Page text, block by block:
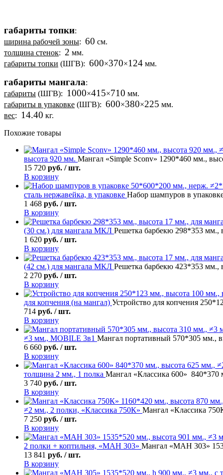
габариты топки:
ширина рабочей зоны: 60 см.
толщина стенок: 2 мм.
габариты топки (ШГВ): 600×370×124 мм.
габариты мангала:
габариты (ШГВ): 1000×415×710 мм.
габариты в упаковке (ШГВ): 600×380×225 мм.
вес: 14.40 кг.
Похожие товары
высота 920 мм. Мангал «Simple Sconv» 1290*460 мм.,
15 720 руб. / шт.
В корзину
сталь нержавейка, в упаковке Набор шампуров в
1 468 руб. / шт.
В корзину
(30 см.) для мангала МКЛ Решетка барбекю 298*353
1 620 руб. / шт.
В корзину
(42 см.) для мангала МКЛ Решетка барбекю 423*353
2 270 руб. / шт.
В корзину
для копчения (на мангал) Устройство для копчения
714 руб. / шт.
В корзину
≠3 мм., MOBILE 3в1 Мангал портативный 570*305 мм.,
6 660 руб. / шт.
В корзину
толщина 2 мм., 1 полка Мангал «Классика 600»
3 740 руб. / шт.
В корзину
≠2 мм., 2 полки, «Классика 750К» Мангал «Классика
7 250 руб. / шт.
В корзину
2 полки + коптильня, «МАН 303» Мангал «МАН 303»
13 841 руб. / шт.
В корзину